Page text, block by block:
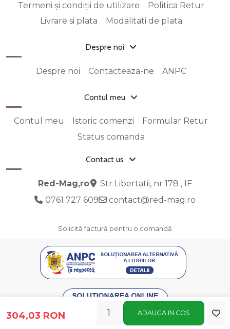
304,03 RON ADAUGA IN COS
Termeni și condiții de utilizare
Politica Retur
Livrare si plata
Modalitati de plata
Despre noi
Despre noi Contacteaza-ne ANPC
Contul meu
Contul meu Istoric comenzi
Formular Retur
Status comanda
Contact us
Red-Mag,ro
Str Libertatii, nr 178 , IF
0761 727 609
contact@red-mag.ro
Solicită factură pentru o comandă